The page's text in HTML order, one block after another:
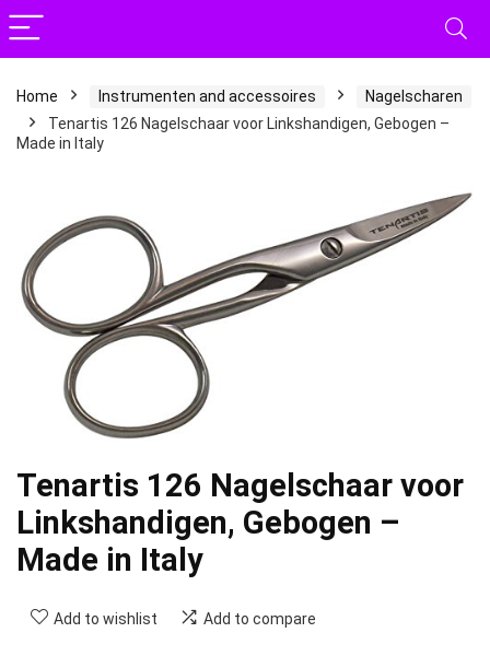
Home Instrumenten and accessoires
Nagelscharen
Tenartis 126 Nagelschaar voor Linkshandigen, Gebogen –
Made in Italy
Tenartis 126 Nagelschaar voor
Linkshandigen, Gebogen –
Made in Italy
Add to wishlist Add to compare